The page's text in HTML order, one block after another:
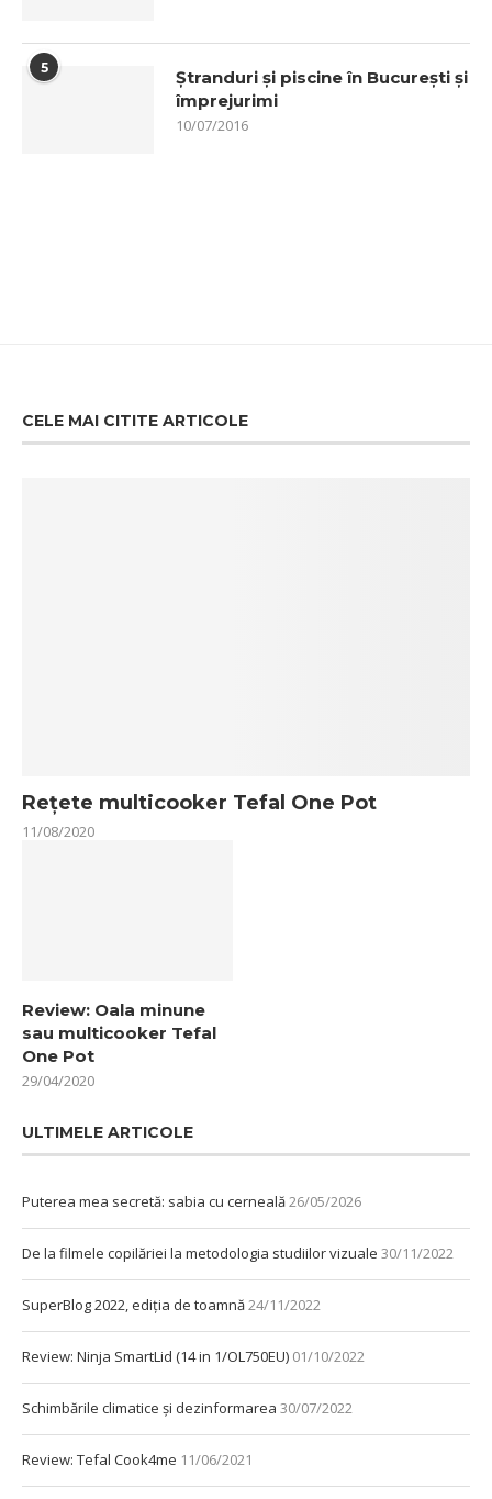
5
Ștranduri și piscine în București și
împrejurimi
10/07/2016
CELE MAI CITITE ARTICOLE
Rețete multicooker Tefal One Pot
11/08/2020
Review: Oala minune
sau multicooker Tefal
One Pot
29/04/2020
ULTIMELE ARTICOLE
Puterea mea secretă: sabia cu cerneală26/05/2026
De la filmele copilăriei la metodologia studiilor vizuale 30/11/2022
SuperBlog 2022, ediția de toamnă24/11/2022
Review: Ninja SmartLid (14 in 1/OL750EU) 01/10/2022
Schimbările climatice și dezinformarea 30/07/2022
Review: Tefal Cook4me 11/06/2021